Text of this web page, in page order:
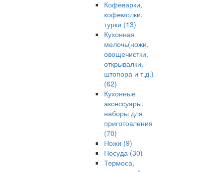
Кофеварки,
кофемолки,
турки (13)
Кухонная
мелочь(ножи,
овощечистки,
открывалки,
штопора и т.д.)
(62)
Кухонные
аксессуары,
наборы для
приготовления
(70)
Ножи (9)
Посуда (30)
Термоса,